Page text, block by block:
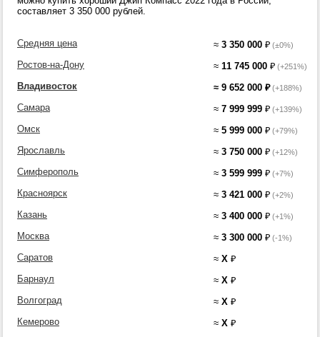
составляет 3 350 000 рублей.
Средняя цена ≈ 3 350 000 ₽ (±0%)
Ростов-на-Дону ≈ 11 745 000 ₽ (+251%)
Владивосток ≈ 9 652 000 ₽(+188%)
Самара ≈ 7 999 999 ₽ (+139%)
Омск ≈ 5 999 000 ₽ (+79%)
Ярославль ≈ 3 750 000 ₽ (+12%)
Симферополь ≈ 3 599 999 ₽ (+7%)
Красноярск ≈ 3 421 000 ₽ (+2%)
Казань ≈ 3 400 000 ₽ (+1%)
Москва ≈ 3 300 000 ₽ (-1%)
Саратов ≈ X ₽
Барнаул
≈ X ₽
Волгоград
≈ X ₽
Кемерово
≈ X ₽